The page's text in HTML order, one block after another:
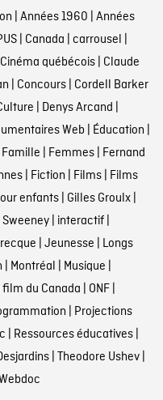
Années 1960 Années
| Canada carrousel
Cinéma québécois| Claude
Concours| Cordell Barker
Denys Arcand
Web Éducation
Famille Femmes| Fernand
| Fiction Films| Films
enfants| Gilles Groulx|
| interactif|
Jeunesse Longs
Montréal Musique
du Canada ONF|
Projections
Ressources éducatives|
| Theodore Ushev|